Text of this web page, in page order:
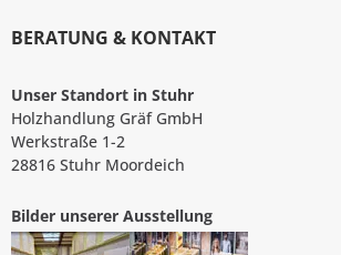
BERATUNG & KONTAKT
Unser Standort in Stuhr
Holzhandlung Gräf GmbH
Werkstraße 1-2
28816 Stuhr Moordeich
Bilder unserer Ausstellung